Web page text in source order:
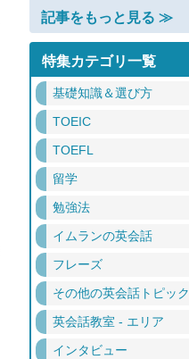
記事をもっと見る ≫
特集カテゴリ一覧
基礎知識＆選び方
TOEIC
TOEFL
留学
勉強法
イムランの英会話
フレーズ
その他の英会話トピック
英会話教室 - エリア
インタビュー